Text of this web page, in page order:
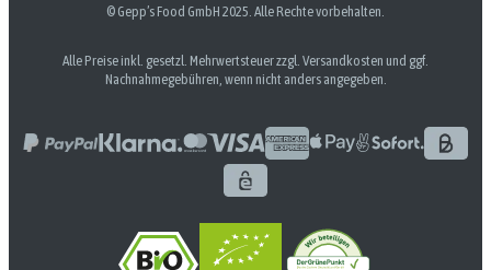
© Gepp’s Food GmbH 2025. Alle Rechte vorbehalten.
Alle Preise inkl. gesetzl. Mehrwertsteuer zzgl. Versandkosten und ggf.
Nachnahmegebühren, wenn nicht anders angegeben.